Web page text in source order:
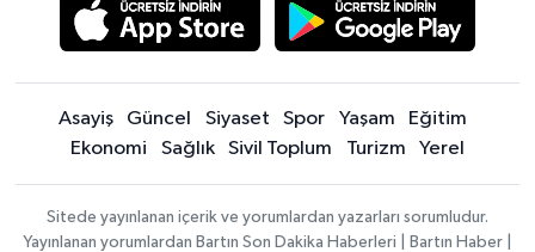
Asayiş Güncel Siyaset Spor Yaşam
Eğitim
Ekonomi
Sağlık Sivil Toplum Turizm Yerel
Sitede yayınlanan içerik ve yorumlardan yazarları sorumludur.
Yayınlanan yorumlardan Bartın Son Dakika Haberleri | Bartın Haber |